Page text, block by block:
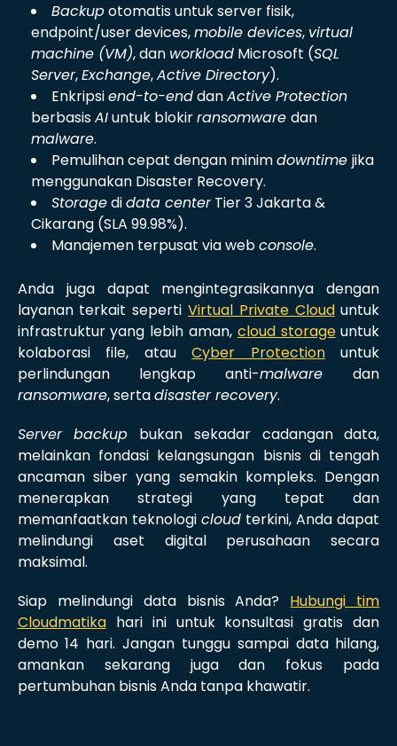
Backupotomatis untuk server fisik,
endpoint/user devices,mobile devices, virtual
machine (VM), dan workloadMicrosoft (SQL
Server,Exchange,Active Directory).
Enkripsiend-to-enddanActive Protection
berbasisAIuntuk blokirransomware dan
malware.
Pemulihan cepat dengan minimdowntime jika
menggunakan Disaster Recovery.
Storagedidata centerTier 3 Jakarta &
Cikarang (SLA 99.98%).
Manajemen terpusat via webconsole.
Anda juga dapat mengintegrasikannya dengan
layanan terkait seperti Virtual Private Clouduntuk
infrastruktur yang lebih aman, cloud storageuntuk
kolaborasi file, atau
Cyber Protectionuntuk
perlindungan lengkap anti-malwaredan
ransomware, sertadisaster recovery.
Server backup bukan sekadar cadangan data,
melainkan fondasi kelangsungan bisnis di tengah
ancaman siber yang semakin kompleks. Dengan
menerapkan strategi yang tepat dan
memanfaatkan teknologi cloudterkini, Anda dapat
melindungi aset digital perusahaan secara
maksimal.
Siap melindungi data bisnis Anda? Hubungi tim
Cloudmatikahari ini untuk konsultasi gratis dan
demo 14 hari. Jangan tunggu sampai data hilang,
amankan sekarang juga dan fokus pada
pertumbuhan bisnis Anda tanpa khawatir.